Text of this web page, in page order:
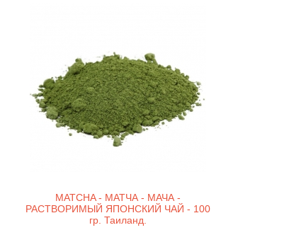
MATCHA - МАТЧА - МАЧА -
РАСТВОРИМЫЙ ЯПОНСКИЙ ЧАЙ - 100
гр. Таиланд.